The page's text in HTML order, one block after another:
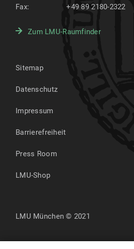
Fax:
+49 89 2180-2322
Zum LMU-Raumfinder
Sitemap
Datenschutz
Impressum
Barrierefreiheit
Press Room
LMU-Shop
LMU München © 2021